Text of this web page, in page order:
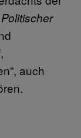
Politischer
auch